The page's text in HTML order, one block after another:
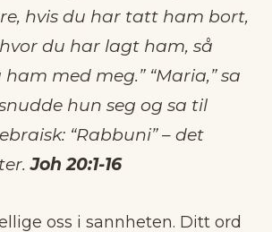
hvis du har tatt ham bort,
du har lagt ham, så
med meg.” “Maria,” sa
hun seg og sa til
“Rabbuni” – det
Joh 20:1-16
oss i sannheten. Ditt ord